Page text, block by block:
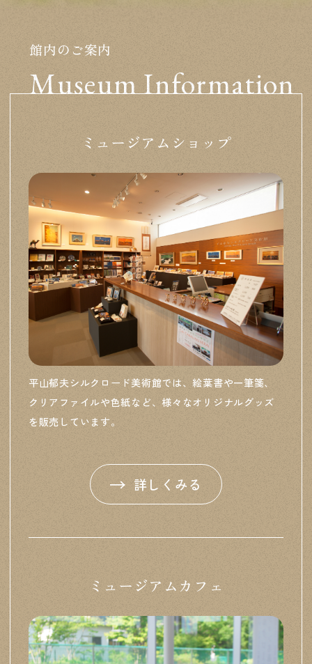
ード美術館 ■協力：早稲田大学国際教養学部平山廉研
究室、久慈琥珀博物館 ■後援：山梨県教育委員会、北
杜市教育委員会、山梨日日新聞社・山梨放送 ※当日の
こちらからダウンロードできます
Museum Information
館内のご案内
ミュージアムショップ
平山郁夫シルクロード美術館では、絵葉書や一筆箋、
クリアファイルや色紙など、様々なオリジナルグッズ
を販売しています。
詳しくみる
ミュージアムカフェ